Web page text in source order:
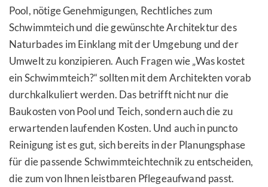
Pool, nötige Genehmigungen, Rechtliches zum
Schwimmteich und die gewünschte Architektur des
Naturbades im Einklang mit der Umgebung und der
Umwelt zu konzipieren. Auch Fragen wie „Was kostet
ein Schwimmteich?“ sollten mit dem Architekten vorab
durchkalkuliert werden. Das betrifft nicht nur die
Baukosten von Pool und Teich, sondern auch die zu
erwartenden laufenden Kosten. Und auch in puncto
Reinigung ist es gut, sich bereits in der Planungsphase
für die passende Schwimmteichtechnik zu entscheiden,
die zum von Ihnen leistbaren Pflegeaufwand passt.